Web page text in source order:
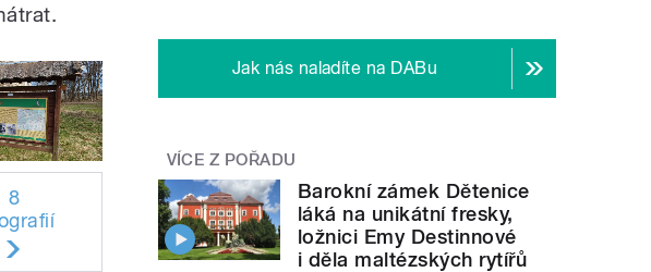
8
Jak nás naladíte na DABu
VÍCE Z POŘADU
Barokní zámek Dětenice
láká na unikátní fresky,
ložnici Emy Destinnové
i děla maltézských rytířů